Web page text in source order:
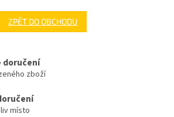
ZPĚT DO OBCHODU
doručení
zboží
místo